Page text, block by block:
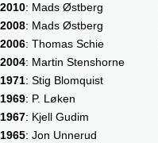
2010: Mads Østberg
2008: Mads Østberg
2006: Thomas Schie
2004: Martin Stenshorne
1971: Stig Blomquist
1969: P. Løken
1967: Kjell Gudim
1965: Jon Unnerud